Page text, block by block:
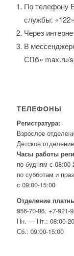
По телефону
службы: «122»
Через
В
СПб» max.ru/
ТЕЛЕФОНЫ
Регистратура:
Взрослое
Детское
Часы работы
по будням с 08:00-
по субботам и
с 09:00-15:00
Отделение
956-70-86, +7-921-
Пн. — Пт.: 08:00-
Сб.: 09:00-15:00